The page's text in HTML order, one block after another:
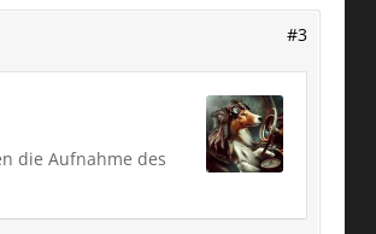
#3
die Aufnahme des